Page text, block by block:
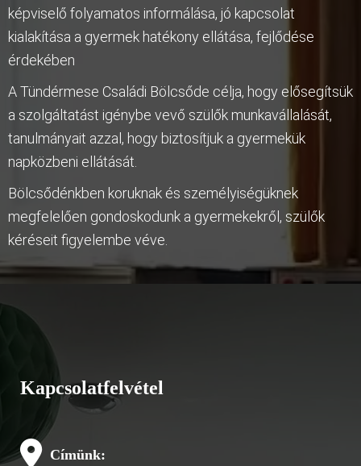
képviselő folyamatos informálása, jó kapcsolat
kialakítása a gyermek hatékony ellátása, fejlődése
érdekében
A Tündérmese Családi Bölcsőde célja, hogy elősegítsük
a szolgáltatást igénybe vevő szülők munkavállalását,
tanulmányait azzal, hogy biztosítjuk a gyermekük
napközbeni ellátását.
Bölcsődénkben koruknak és személyiségüknek
megfelelően gondoskodunk a gyermekekről, szülők
kéréseit figyelembe véve.
Kapcsolatfelvétel
Címünk: